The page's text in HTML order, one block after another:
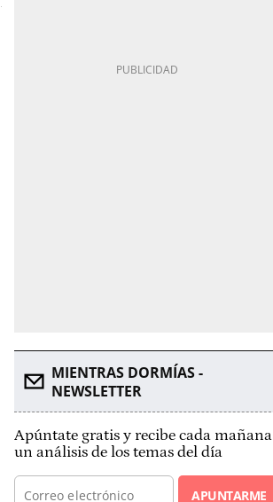
MIENTRAS DORMÍAS -
NEWSLETTER
Apúntate gratis y recibe cada mañana
un análisis de los temas del día
APUNTARME